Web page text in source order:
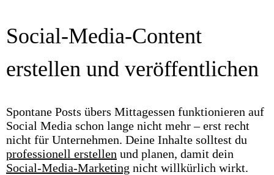
Social-Media-Content
erstellen und veröffentlichen
Spontane Posts übers Mittagessen funktionieren auf
Social Media schon lange nicht mehr – erst recht
nicht für Unternehmen. Deine Inhalte solltest du
professionell erstellen und planen, damit dein
Social-Media-Marketing nicht willkürlich wirkt.